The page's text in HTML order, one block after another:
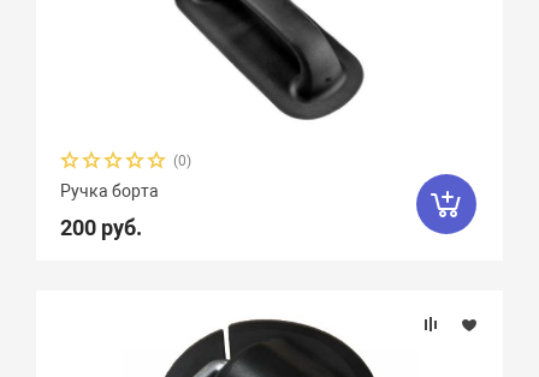
(0)
Ручка борта
200 руб.